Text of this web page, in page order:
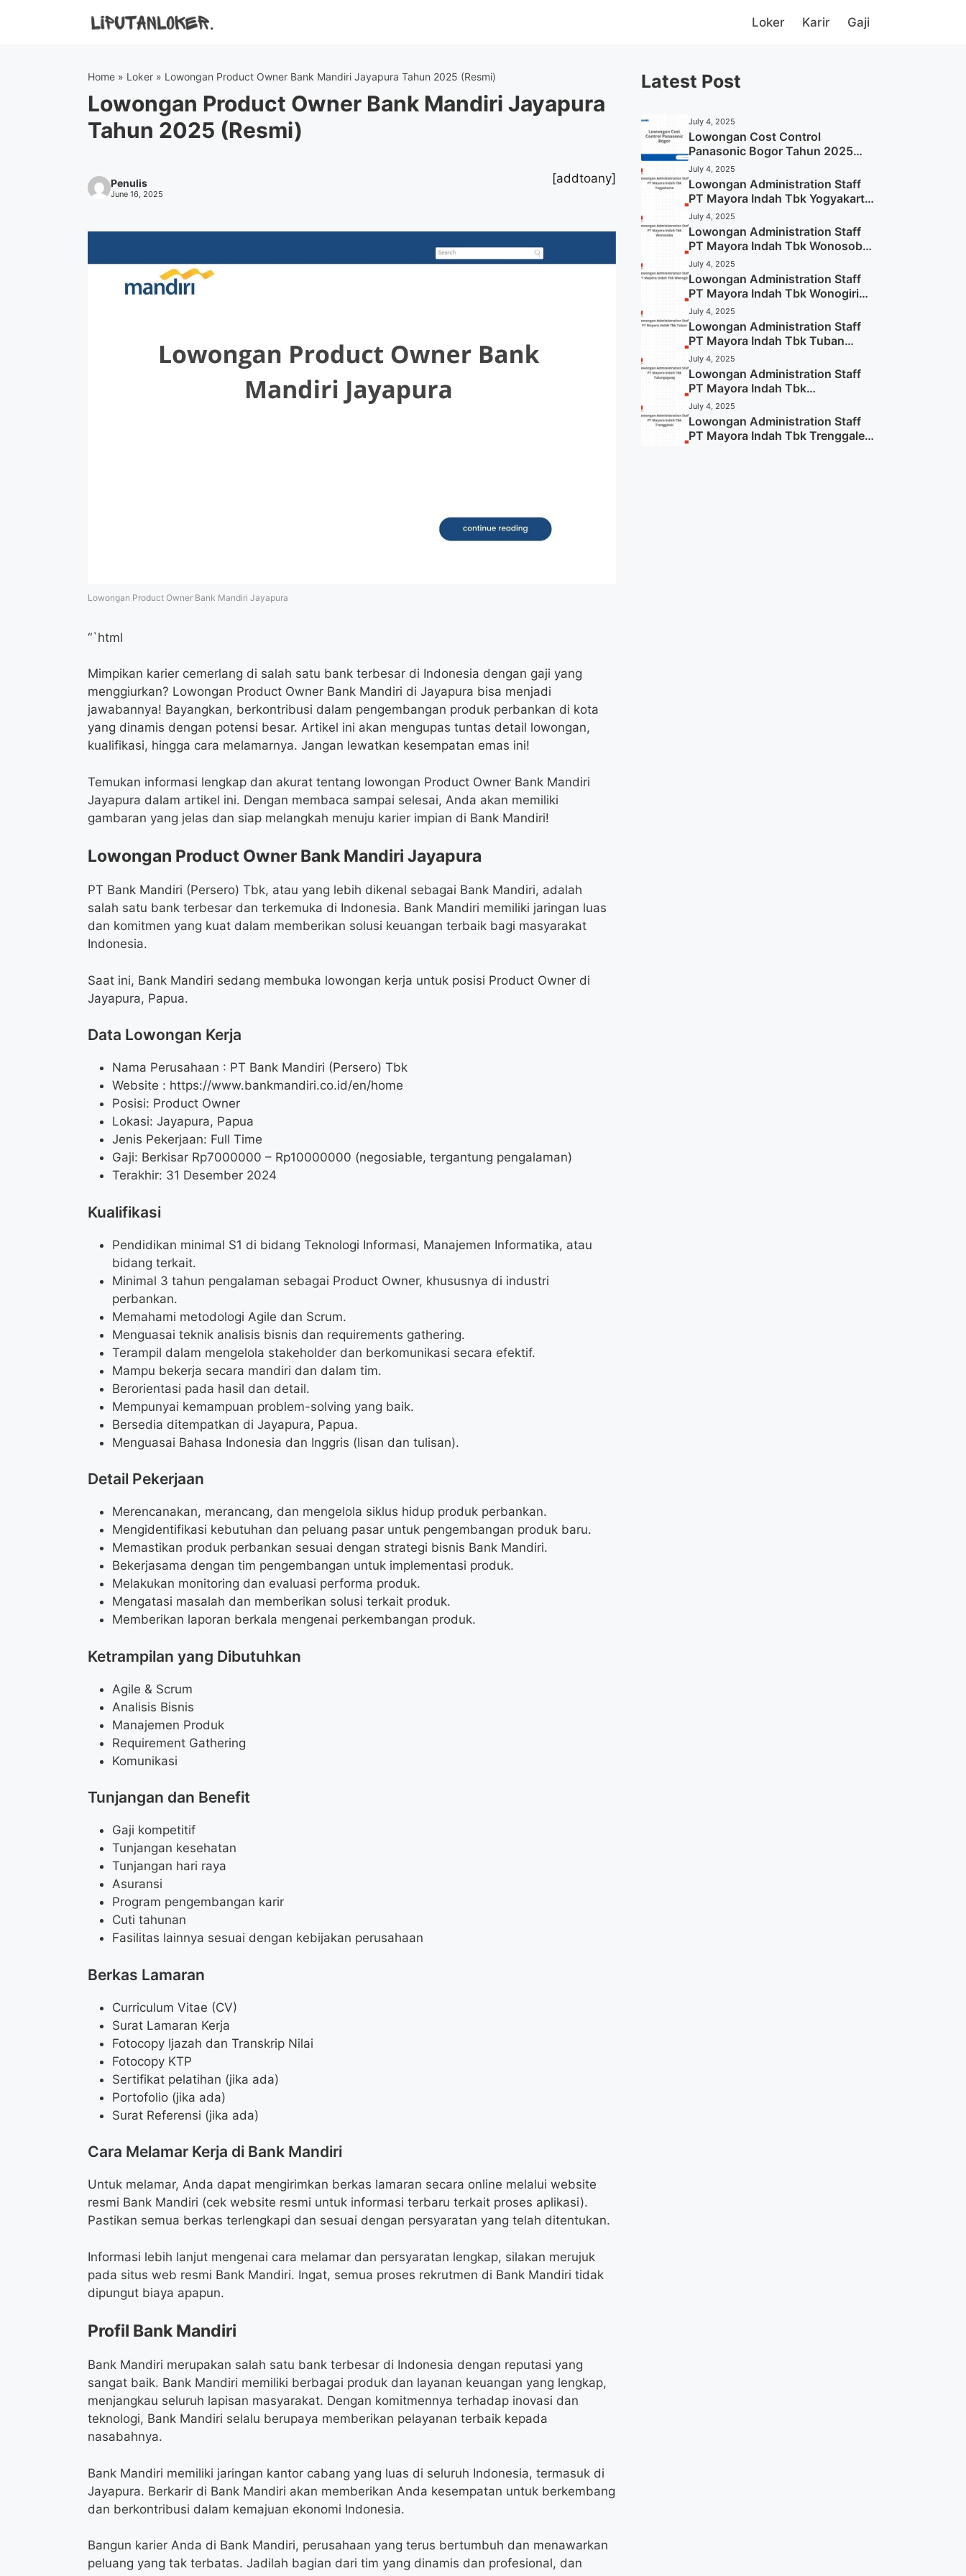
Loker Karir Gaji
Home » Loker » Lowongan Product Owner Bank Mandiri Jayapura Tahun 2025 (Resmi)
Lowongan Product Owner Bank Mandiri Jayapura
Tahun 2025 (Resmi)
Penulis
June 16, 2025
[addtoany]
Lowongan Product Owner Bank Mandiri Jayapura
“`html
Mimpikan karier cemerlang di salah satu bank terbesar di Indonesia dengan gaji yang
menggiurkan? Lowongan Product Owner Bank Mandiri di Jayapura bisa menjadi
jawabannya! Bayangkan, berkontribusi dalam pengembangan produk perbankan di kota
yang dinamis dengan potensi besar. Artikel ini akan mengupas tuntas detail lowongan,
kualifikasi, hingga cara melamarnya. Jangan lewatkan kesempatan emas ini!
Temukan informasi lengkap dan akurat tentang lowongan Product Owner Bank Mandiri
Jayapura dalam artikel ini. Dengan membaca sampai selesai, Anda akan memiliki
gambaran yang jelas dan siap melangkah menuju karier impian di Bank Mandiri!
Lowongan Product Owner Bank Mandiri Jayapura
PT Bank Mandiri (Persero) Tbk, atau yang lebih dikenal sebagai Bank Mandiri, adalah
salah satu bank terbesar dan terkemuka di Indonesia. Bank Mandiri memiliki jaringan luas
dan komitmen yang kuat dalam memberikan solusi keuangan terbaik bagi masyarakat
Indonesia.
Saat ini, Bank Mandiri sedang membuka lowongan kerja untuk posisi Product Owner di
Jayapura, Papua.
Data Lowongan Kerja
Nama Perusahaan : PT Bank Mandiri (Persero) Tbk
Website : https://www.bankmandiri.co.id/en/home
Posisi: Product Owner
Lokasi: Jayapura, Papua
Jenis Pekerjaan: Full Time
Gaji: Berkisar Rp7000000 – Rp10000000 (negosiable, tergantung pengalaman)
Terakhir: 31 Desember 2024
Kualifikasi
Pendidikan minimal S1 di bidang Teknologi Informasi, Manajemen Informatika, atau
bidang terkait.
Minimal 3 tahun pengalaman sebagai Product Owner, khususnya di industri
perbankan.
Memahami metodologi Agile dan Scrum.
Menguasai teknik analisis bisnis dan requirements gathering.
Terampil dalam mengelola stakeholder dan berkomunikasi secara efektif.
Mampu bekerja secara mandiri dan dalam tim.
Berorientasi pada hasil dan detail.
Mempunyai kemampuan problem-solving yang baik.
Bersedia ditempatkan di Jayapura, Papua.
Menguasai Bahasa Indonesia dan Inggris (lisan dan tulisan).
Detail Pekerjaan
Merencanakan, merancang, dan mengelola siklus hidup produk perbankan.
Mengidentifikasi kebutuhan dan peluang pasar untuk pengembangan produk baru.
Memastikan produk perbankan sesuai dengan strategi bisnis Bank Mandiri.
Bekerjasama dengan tim pengembangan untuk implementasi produk.
Melakukan monitoring dan evaluasi performa produk.
Mengatasi masalah dan memberikan solusi terkait produk.
Memberikan laporan berkala mengenai perkembangan produk.
Ketrampilan yang Dibutuhkan
Agile & Scrum
Analisis Bisnis
Manajemen Produk
Requirement Gathering
Komunikasi
Tunjangan dan Benefit
Gaji kompetitif
Tunjangan kesehatan
Tunjangan hari raya
Asuransi
Program pengembangan karir
Cuti tahunan
Fasilitas lainnya sesuai dengan kebijakan perusahaan
Berkas Lamaran
Curriculum Vitae (CV)
Surat Lamaran Kerja
Fotocopy Ijazah dan Transkrip Nilai
Fotocopy KTP
Sertifikat pelatihan (jika ada)
Portofolio (jika ada)
Surat Referensi (jika ada)
Cara Melamar Kerja di Bank Mandiri
Untuk melamar, Anda dapat mengirimkan berkas lamaran secara online melalui website
resmi Bank Mandiri (cek website resmi untuk informasi terbaru terkait proses aplikasi).
Pastikan semua berkas terlengkapi dan sesuai dengan persyaratan yang telah ditentukan.
Informasi lebih lanjut mengenai cara melamar dan persyaratan lengkap, silakan merujuk
pada situs web resmi Bank Mandiri. Ingat, semua proses rekrutmen di Bank Mandiri tidak
dipungut biaya apapun.
Profil Bank Mandiri
Bank Mandiri merupakan salah satu bank terbesar di Indonesia dengan reputasi yang
sangat baik. Bank Mandiri memiliki berbagai produk dan layanan keuangan yang lengkap,
menjangkau seluruh lapisan masyarakat. Dengan komitmennya terhadap inovasi dan
teknologi, Bank Mandiri selalu berupaya memberikan pelayanan terbaik kepada
nasabahnya.
Bank Mandiri memiliki jaringan kantor cabang yang luas di seluruh Indonesia, termasuk di
Jayapura. Berkarir di Bank Mandiri akan memberikan Anda kesempatan untuk berkembang
dan berkontribusi dalam kemajuan ekonomi Indonesia.
Bangun karier Anda di Bank Mandiri, perusahaan yang terus bertumbuh dan menawarkan
peluang yang tak terbatas. Jadilah bagian dari tim yang dinamis dan profesional, dan
Latest Post
July 4, 2025
Lowongan Cost Control
Panasonic Bogor Tahun 2025
(Lamar Sekarang)
July 4, 2025
Lowongan Administration Staff
PT Mayora Indah Tbk Yogyakarta
Tahun 2025
July 4, 2025
Lowongan Administration Staff
PT Mayora Indah Tbk Wonosobo
Tahun 2025 (Lamar Sekarang)
July 4, 2025
Lowongan Administration Staff
PT Mayora Indah Tbk Wonogiri
Tahun 2025 (Apply Now)
July 4, 2025
Lowongan Administration Staff
PT Mayora Indah Tbk Tuban
Tahun 2025 (Resmi)
July 4, 2025
Lowongan Administration Staff
PT Mayora Indah Tbk
Tulungagung Tahun 2025 (Lamar
Sekarang)
July 4, 2025
Lowongan Administration Staff
PT Mayora Indah Tbk Trenggalek